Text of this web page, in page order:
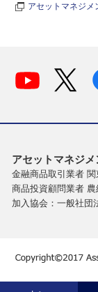
アセットマネジメ
アセットマネジ
金融商品取引業者
商品投資顧問業者
加入協会：一般社団